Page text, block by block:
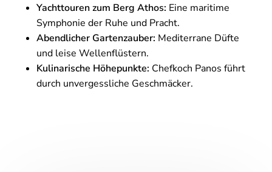
Yachttouren zum Berg Athos: Eine maritime
Symphonie der Ruhe und Pracht.
Abendlicher Gartenzauber: Mediterrane Düfte
und leise Wellenflüstern.
Kulinarische Höhepunkte: Chefkoch Panos führt
durch unvergessliche Geschmäcker.